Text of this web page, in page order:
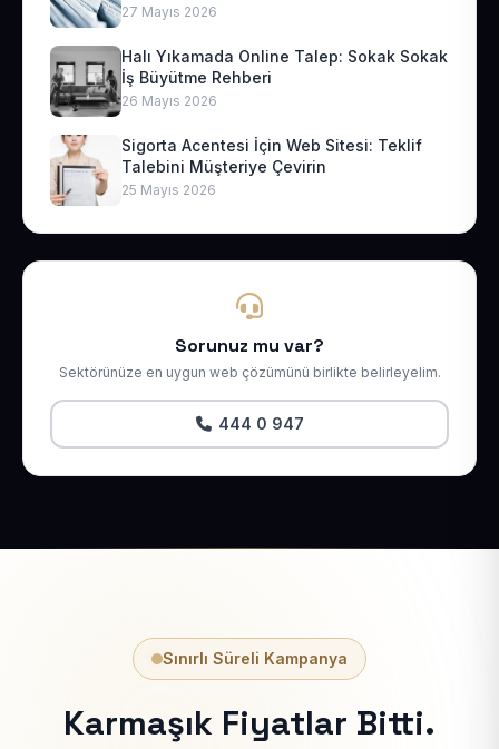
27 Mayıs 2026
Halı Yıkamada Online Talep: Sokak Sokak
İş Büyütme Rehberi
26 Mayıs 2026
Sigorta Acentesi İçin Web Sitesi: Teklif
Talebini Müşteriye Çevirin
25 Mayıs 2026
Sorunuz mu var?
Sektörünüze en uygun web çözümünü birlikte belirleyelim.
444 0 947
Sınırlı Süreli Kampanya
Karmaşık Fiyatlar Bitti.